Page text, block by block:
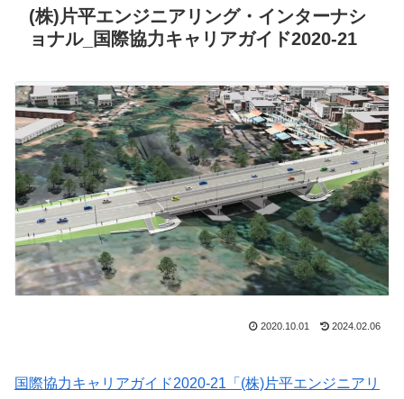
(株)片平エンジニアリング・インターナシ
ョナル_国際協力キャリアガイド2020-21
2020.10.01 2024.02.06
国際協力キャリアガイド2020-21「(株)片平エンジニアリ